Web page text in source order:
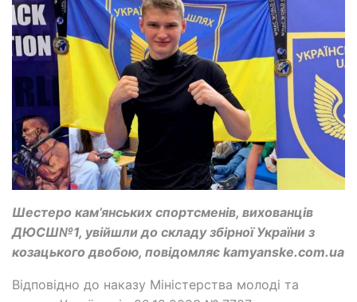
Шестеро кам’янських спортсменів, вихованців
ДЮСШ№1, увійшли до складу збірної України з
козацького двобою, повідомляє kamyanske.com.ua
Відповідно до наказу Міністерства молоді та